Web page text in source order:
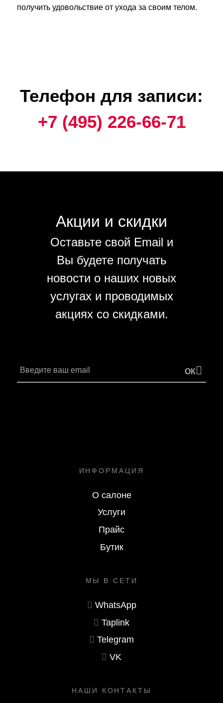
получить удовольствие от ухода за своим телом.
Телефон для записи:
+7 (495) 226-66-71
Акции и скидки
Оставьте свой Email и
Вы будете получать
новости о наших новых
услугах и проводимых
акциях со скидками.
ОК
ИНФОРМАЦИЯ
О салоне
Услуги
Прайс
Бутик
МЫ В СЕТИ
WhatsApp
Taplink
Telegram
VK
НАШИ КОНТАКТЫ